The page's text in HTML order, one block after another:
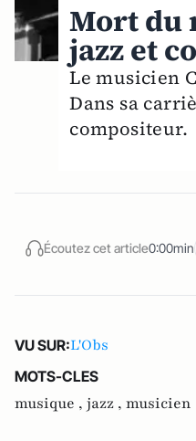
Mort du
jazz et
Le musicien
Dans sa
compositeur.
Écoutez cet article0:00min
VU SUR:L'Obs
MOTS-CLES
musique , jazz , musicien